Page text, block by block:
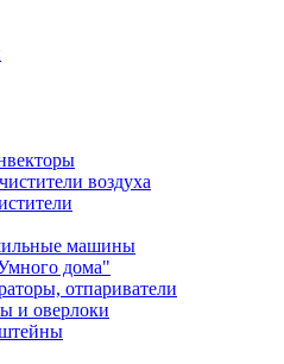
воздуха
машины
дома"
отпариватели
и оверлоки